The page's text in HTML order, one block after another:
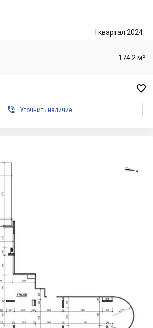
I квартал 2024
174.2 м²

 Уточнить наличие